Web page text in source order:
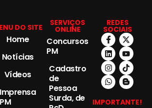
DO SITE
Home
Notícias
Vídeos
Imprensa
PM
SERVIÇOS
ONLINE
Concursos
PM
Cadastro
de
Pessoa
Surda, de
REDES
SOCIAIS
IMPORTANTE!